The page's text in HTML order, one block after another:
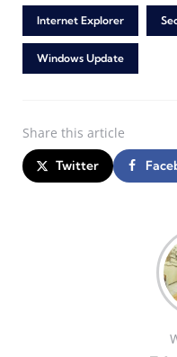
Internet Explorer
Windows Update
Share this article
Twitter